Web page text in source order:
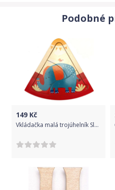
Podobné
149 Kč
Vkládačka malá trojúhelník Slon